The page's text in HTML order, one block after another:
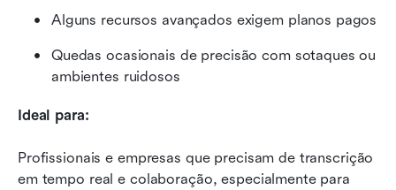
Alguns recursos avançados exigem planos pagos
Quedas ocasionais de precisão com sotaques ou
ambientes ruidosos
Ideal para:
Profissionais e empresas que precisam de transcrição
em tempo real e colaboração, especialmente para